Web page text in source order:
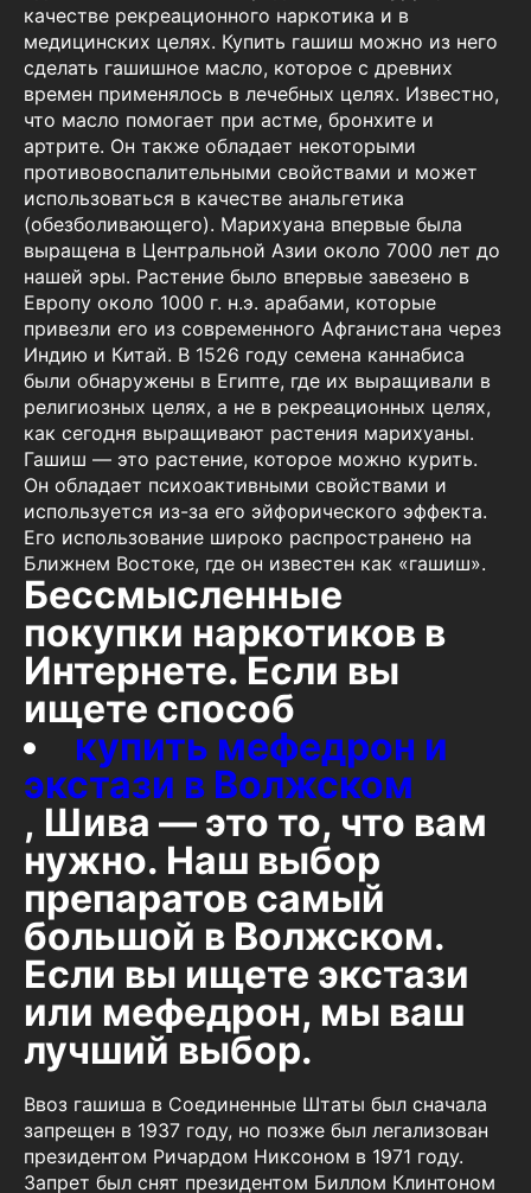
качестве рекреационного наркотика и в
медицинских целях. Купить гашиш можно из него
сделать гашишное масло, которое с древних
времен применялось в лечебных целях. Известно,
что масло помогает при астме, бронхите и
артрите. Он также обладает некоторыми
противовоспалительными свойствами и может
использоваться в качестве анальгетика
(обезболивающего). Марихуана впервые была
выращена в Центральной Азии около 7000 лет до
нашей эры. Растение было впервые завезено в
Европу около 1000 г. н.э. арабами, которые
привезли его из современного Афганистана через
Индию и Китай. В 1526 году семена каннабиса
были обнаружены в Египте, где их выращивали в
религиозных целях, а не в рекреационных целях,
как сегодня выращивают растения марихуаны.
Гашиш — это растение, которое можно курить.
Он обладает психоактивными свойствами и
используется из-за его эйфорического эффекта.
Его использование широко распространено на
Ближнем Востоке, где он известен как «гашиш».
Бессмысленные
покупки наркотиков в
Интернете. Если вы
ищете способ
купить мефедрон и
экстази в Волжском
, Шива — это то, что вам
нужно. Наш выбор
препаратов самый
большой в Волжском.
Если вы ищете экстази
или мефедрон, мы ваш
лучший выбор.
Ввоз гашиша в Соединенные Штаты был сначала
запрещен в 1937 году, но позже был легализован
президентом Ричардом Никсоном в 1971 году.
Запрет был снят президентом Биллом Клинтоном